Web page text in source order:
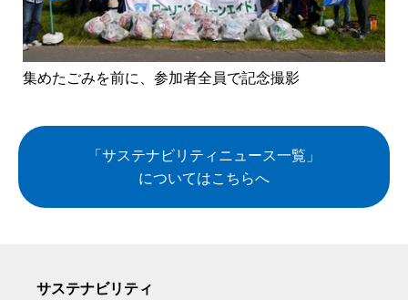
集めたごみを前に、参加者全員で記念撮影
「サステナビリティニュース一覧」
についてはこちらへ
サステナビリティ